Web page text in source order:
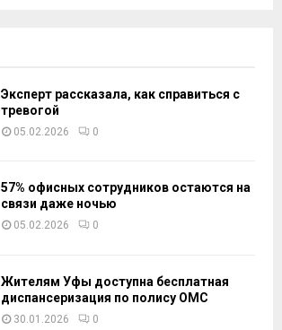
Эксперт рассказала, как справиться с
тревогой
05.02.2026 0
57% офисных сотрудников остаются на
связи даже ночью
05.02.2026 0
Жителям Уфы доступна бесплатная
диспансеризация по полису ОМС
30.01.2026 0